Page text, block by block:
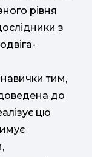
рівня
з
навички тим,
до
цю